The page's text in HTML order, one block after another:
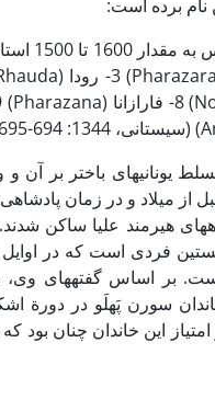
برده است:
یونانی­های باختر بر آن
قبل از میلاد به این منطقه است. در حدود 120 قبل از
هیرمند علیا ساکن
فردی است که در
بر اساس گفته­های وی،
قرار داشته است (خاراکسی،1390 :­19). خاندان
این خاندان چنان بود